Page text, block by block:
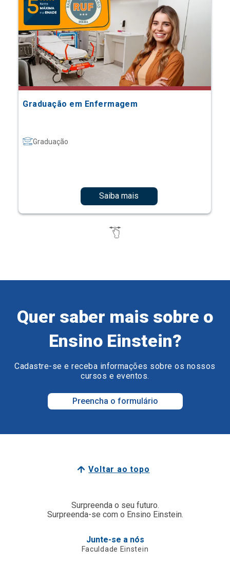
Graduação em Enfermagem
Graduação
Saiba mais
Quer saber mais sobre o
Ensino Einstein?
Cadastre-se e receba informações sobre os nossos
cursos e eventos.
Preencha o formulário
Voltar ao topo
Surpreenda o seu futuro.
Surpreenda-se com o Ensino Einstein.
Junte-se a nós
Faculdade Einstein